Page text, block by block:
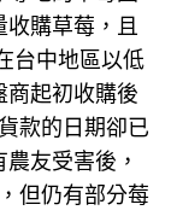
收購草莓，且
台中地區以低
商起初收購後
款的日期卻已
友受害後，
但仍有部分莓